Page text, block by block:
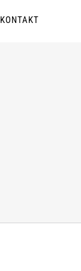
KONTAKT